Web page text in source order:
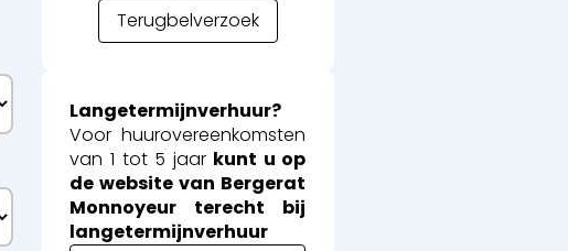
Terugbelverzoek
Langetermijnverhuur?
Voor huurovereenkomsten
van 1 tot 5 jaar kunt u op
de website van Bergerat
Monnoyeur terecht bij
langetermijnverhuur